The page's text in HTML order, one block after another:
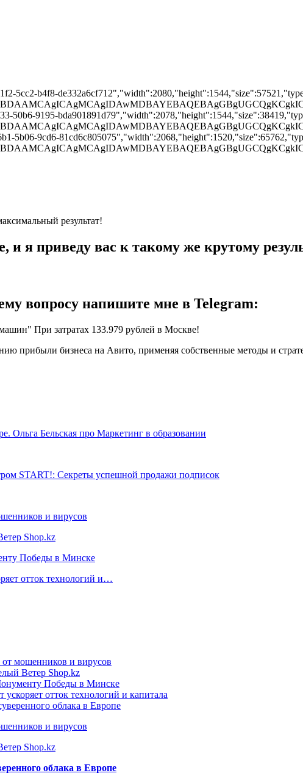
5cc2-b4f8-
9195-
5b06-9cd6-
результат!
приведу вас к такому же крутому
вопросу напишите мне в Telegram:
прибыли бизнеса на Авито, применяя собственные методы и
Бельская про Маркетинг в образовании
START!: Секреты успешной продажи подписок
и вирусов
Shop.kz
Победы в Минске
отток технологий и…
от мошенников и вирусов
Ветер Shop.kz
Победы в Минске
отток технологий и капитала
облака в Европе
и вирусов
Shop.kz
облака в Европе